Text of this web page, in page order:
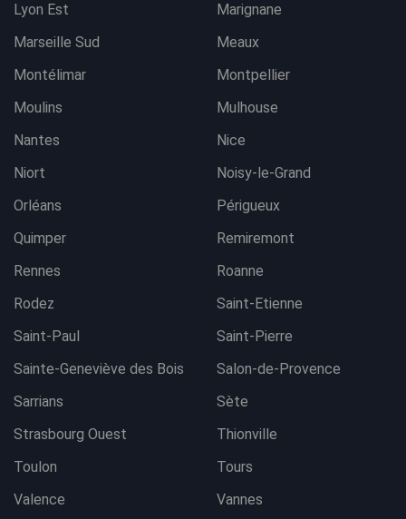
Lyon Est
Marignane
Marseille Sud
Meaux
Montélimar
Montpellier
Moulins
Mulhouse
Nantes
Nice
Niort
Noisy-le-Grand
Orléans
Périgueux
Quimper
Remiremont
Rennes
Roanne
Rodez
Saint-Etienne
Saint-Paul
Saint-Pierre
Sainte-Geneviève des Bois
Salon-de-Provence
Sarrians
Sète
Strasbourg Ouest
Thionville
Toulon
Tours
Valence
Vannes